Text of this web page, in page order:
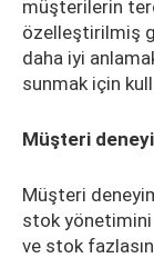
müşterilerin
özelleştirilmiş
daha iyi
sunmak için
Müşteri
Müşteri
stok
ve stok